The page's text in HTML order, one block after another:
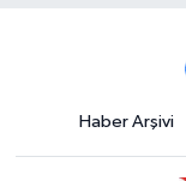
Haber Arşivi